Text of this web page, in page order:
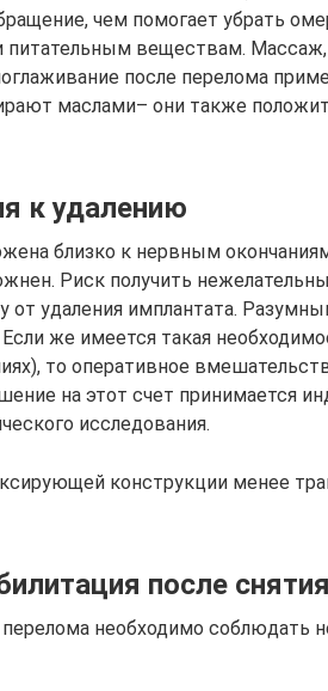
чем помогает убрать
питательным веществам.
после перелома
маслами– они также
к удалению
близко к нервным
Риск получить
от удаления имплантата.
же имеется такая
то оперативное
на этот счет принимается
исследования.
конструкции менее
после
необходимо соблюдать